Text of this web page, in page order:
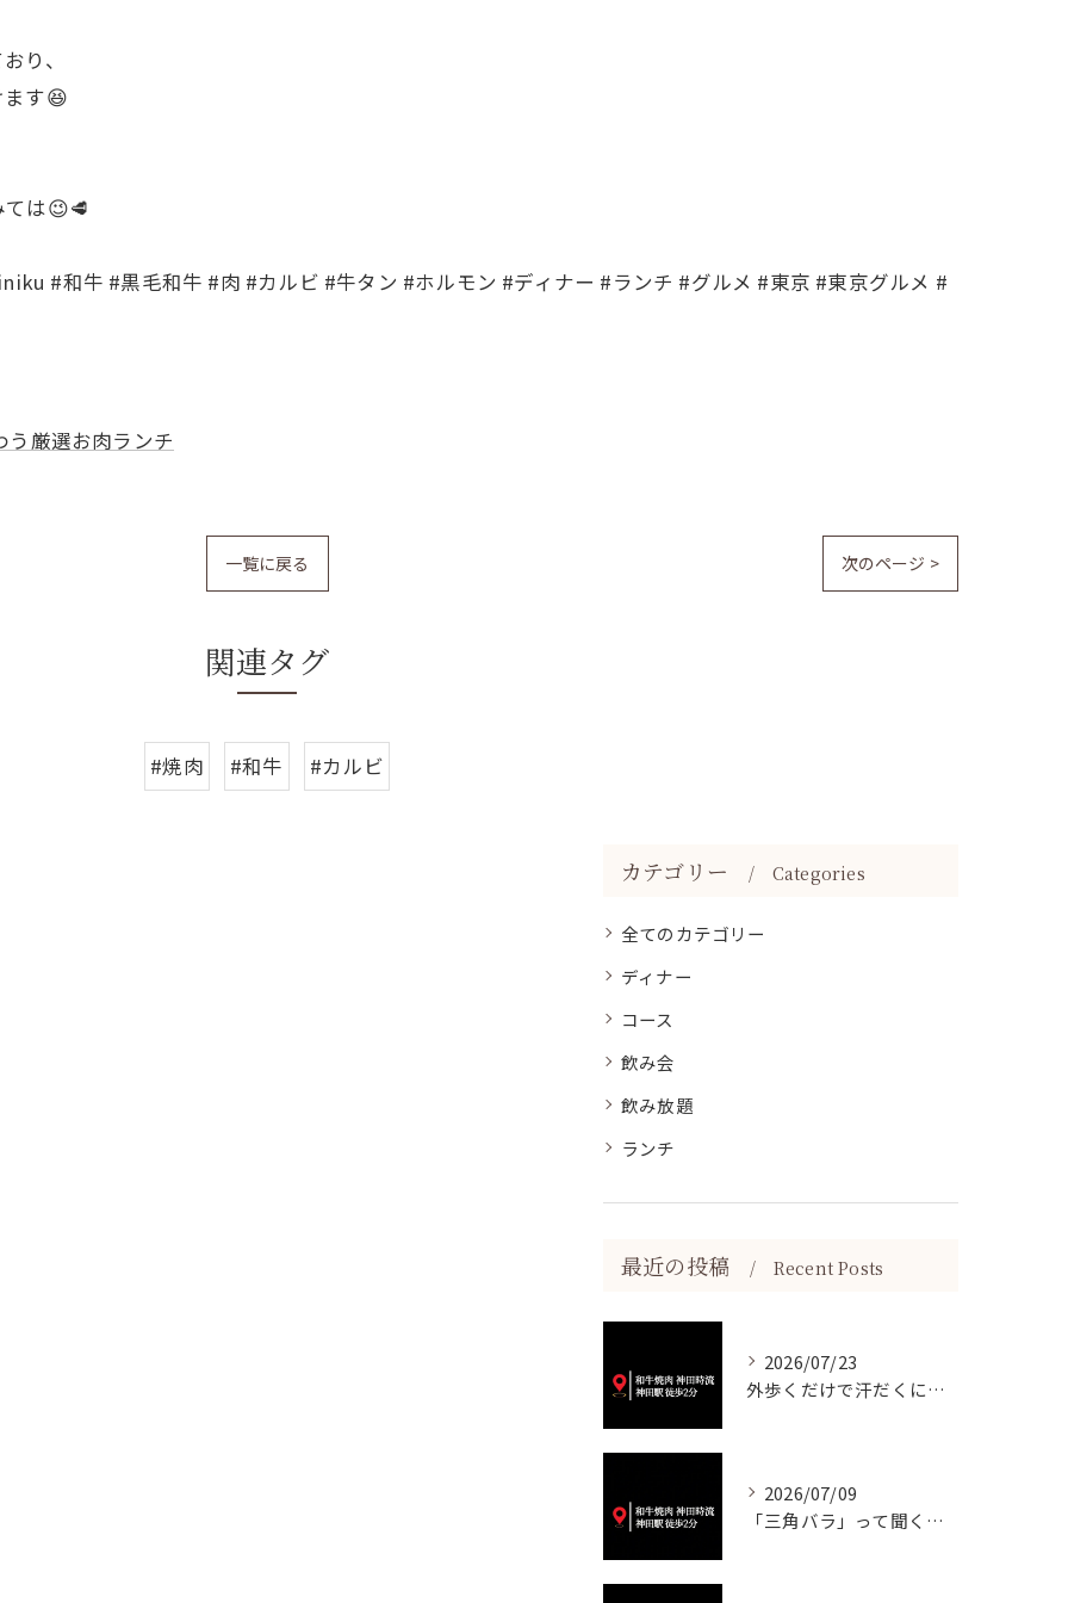
り、
す😆
は😉🥩
#和牛 #黒毛和牛 #肉 #カルビ #牛タン #ホルモン #ディナー #ランチ #グルメ #東京 #東京グルメ #
う厳選お肉ランチ
一覧に戻る 次のページ >
関連タグ
#焼肉 #和牛 #カルビ
カテゴリー Categories
全てのカテゴリー
ディナー
コース
飲み会
飲み放題
ランチ
最近の投稿 Recent Posts
2026/07/23
外歩くだけで汗だくになる暑さですね💦
2026/07/09
「三角バラ」って聞くと脂っこいイメージが強いかもしれませんが...